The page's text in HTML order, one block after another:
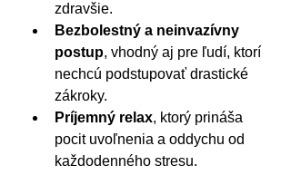
zdravšie.
Bezbolestný a neinvazívny
postup, vhodný aj pre ľudí, ktorí
nechcú podstupovať drastické
zákroky.
Príjemný relax, ktorý prináša
pocit uvoľnenia a oddychu od
každodenného stresu.